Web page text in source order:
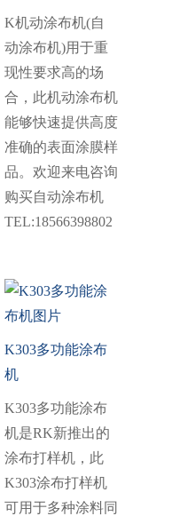
K机动涂布机(自
动涂布机)用于重
现性要求高的场
合，此机动涂布机
能够快速提供高度
准确的表面涂膜样
品。欢迎来电咨询
购买自动涂布机
TEL:18566398802
K303多功能涂布
机
K303多功能涂布
机是RK新推出的
涂布打样机，此
K303涂布打样机
可用于多种涂料同